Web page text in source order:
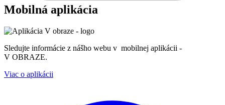
Mobilná aplikácia
Sledujte informácie z nášho webu v mobilnej aplikácii -
V OBRAZE.
Viac o aplikácii